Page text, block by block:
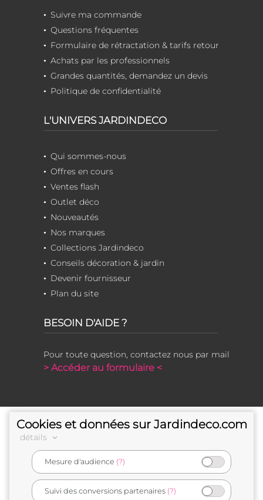
Suivre ma commande
Questions fréquentes
Formulaire de rétractation & tarifs retour
Achats par les professionnels
Grandes quantités, demandez un devis
Politique de confidentialité
L'UNIVERS JARDINDECO
Qui sommes-nous
Offres en cours
Ventes flash
Outlet déco
Nouveautés
Nos marques
Collections Jardindeco
Conseils décoration & jardin
Devenir fournisseur
Plan du site
BESOIN D'AIDE ?
Pour toute question, contactez nous par mail
> Accéder au formulaire <
e-commerçant français
Cookies et données sur Jardindeco.com
détails
Mesure d'audience (?)
Suivi des conversions partenaires (?)